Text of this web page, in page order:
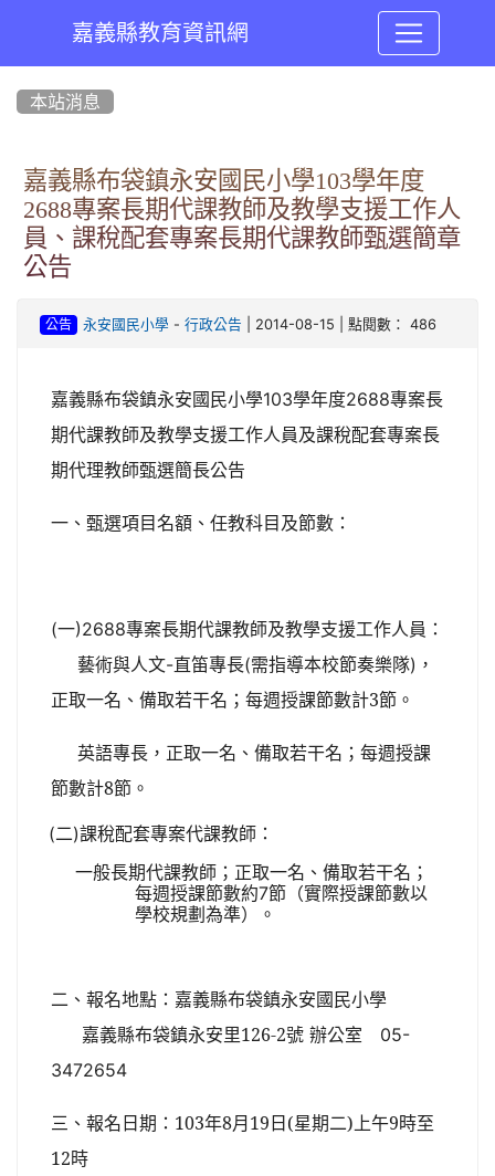
嘉義縣教育資訊網
本站消息
嘉義縣布袋鎮永安國民小學103學年度
2688專案長期代課教師及教學支援工作人
員、課稅配套專案長期代課教師甄選簡章
公告
公告 永安國民小學- 行政公告 | 2014-08-15 | 點閱數： 486
嘉義縣布袋鎮永安國民小學103學年度2688專案長
期代課教師及教學支援工作人員及課稅配套專案長
期代理教師甄選簡長公告
一、 甄選項目名額、任教科目及節數：
(一)2688專案長期代課教師及教學支援工作人員：
藝術與人文-直笛專長(需指導本校節奏樂隊) ，
正取一名、備取若干名；每週授課節數計3節。
英語專長 ，正取一名、備取若干名；每週授課
節數計8節。
(二)課稅配套專案代課教師：
一般長期代課教師；正取一名、備取若干名；
每週授課節數約7節（實際授課節數以
學校規劃為準）。
二、 報名地點：嘉義縣布袋鎮永安國民小學
嘉義縣布袋鎮永安里126-2號 辦公室 05-
3472654
三、 報名日期：103年8月19日(星期二)上午9時至
12時